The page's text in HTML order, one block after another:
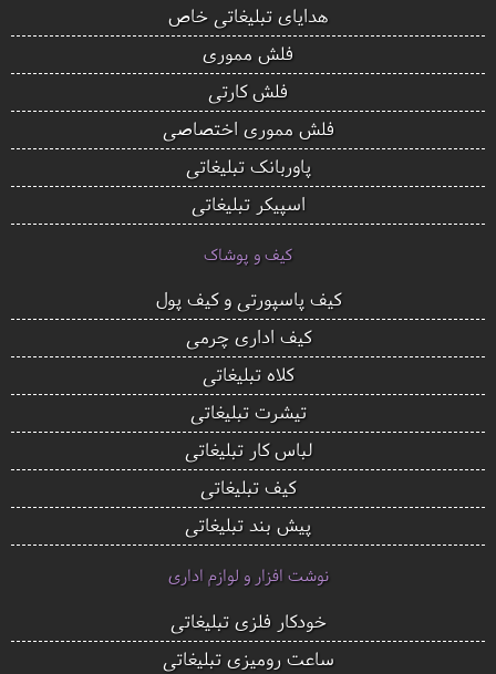
هدایای تبلیغاتی خاص
فلش مموری
فلش کارتی
فلش مموری اختصاصی
پاوربانک تبلیغاتی
اسپیکر تبلیغاتی
کیف و پوشاک
کیف پاسپورتی و کیف پول
کیف اداری چرمی
کلاه تبلیغاتی
تیشرت تبلیغاتی
لباس کار تبلیغاتی
کیف تبلیغاتی
پیش بند تبلیغاتی
نوشت افزار و لوازم اداری
خودکار فلزی تبلیغاتی
ساعت رومیزی تبلیغاتی